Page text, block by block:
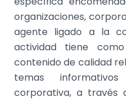
organizaciones,
agente ligado a la
actividad tiene
contenido de calidad
temas
corporativa, a través